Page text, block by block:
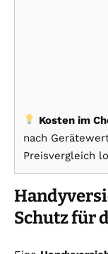
Kosten im
nach
Preisvergleich
Schutz für